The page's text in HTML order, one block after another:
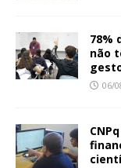
78%
não
06/